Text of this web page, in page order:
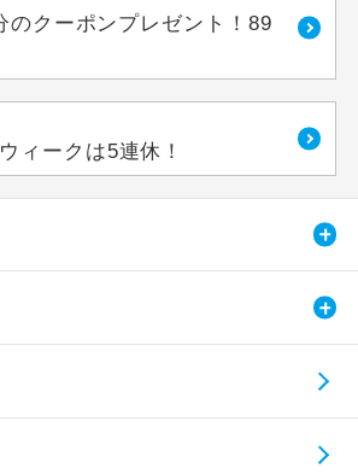
のクーポンプレゼント！89
ィークは5連休！